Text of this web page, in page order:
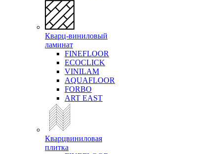
Кварц-виниловый
ламинат
FINEFLOOR
ECOCLICK
VINILAM
AQUAFLOOR
FORBO
ART EAST
Кварцвиниловая
плитка